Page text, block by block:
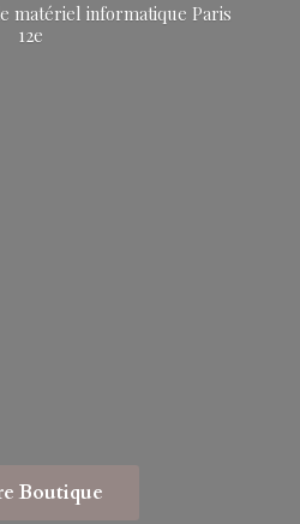
matériel informatique Paris
12e
Boutique